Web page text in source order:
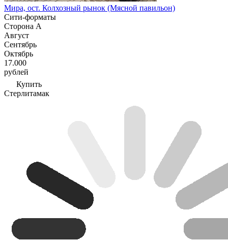
Мира, ост. Колхозный рынок (Мясной павильон)
Сити-форматы
Сторона А
Август
Сентябрь
Октябрь
17.000
рублей
Купить
Стерлитамак